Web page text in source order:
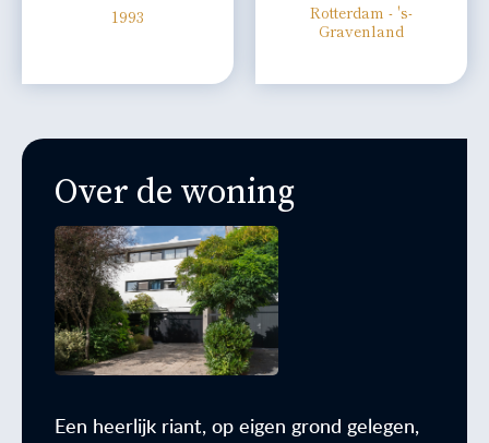
1993
Rotterdam - 's-
Gravenland
Over de woning
Een heerlijk riant, op eigen grond gelegen,